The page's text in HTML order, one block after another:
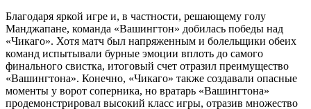
Благодаря яркой игре и, в частности, решающему голу
Манджапане, команда «Вашингтон» добилась победы над
«Чикаго». Хотя матч был напряженным и болельщики обеих
команд испытывали бурные эмоции вплоть до самого
финального свистка, итоговый счет отразил преимущество
«Вашингтона». Конечно, «Чикаго» также создавали опасные
моменты у ворот соперника, но вратарь «Вашингтона»
продемонстрировал высокий класс игры, отразив множество